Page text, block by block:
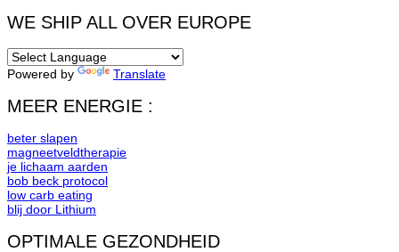
WE SHIP ALL OVER EUROPE
Powered by Translate
MEER ENERGIE :
beter slapen
magneetveldtherapie
je lichaam aarden
bob beck protocol
low carb eating
blij door Lithium
OPTIMALE GEZONDHEID